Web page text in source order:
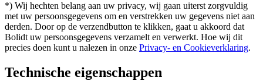
*) Wij hechten belang aan uw privacy, wij gaan uiterst zorgvuldig
met uw persoonsgegevens om en verstrekken uw gegevens niet aan
derden. Door op de verzendbutton te klikken, gaat u akkoord dat
Bolidt uw persoonsgegevens verzamelt en verwerkt. Hoe wij dit
precies doen kunt u nalezen in onze Privacy- en Cookieverklaring.
Technische eigenschappen